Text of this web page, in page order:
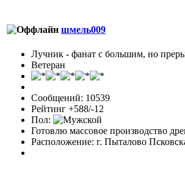
шмель009
Лучник - фанат с большим, но
Ветеран
Сообщений: 10539
Рейтинг +588/-12
Пол:
Готовлю массовое производство
Расположение: г. Пыталово